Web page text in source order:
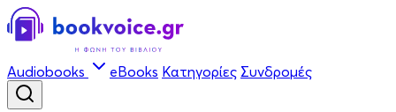
Audiobooks eBooks Κατηγορίες Συνδρομές